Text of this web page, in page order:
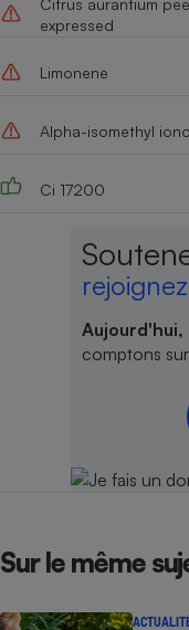
Citrus aurantium
expressed
Limonene
Alpha-isomethyl
Ci 17200
Aujourd'hui,
comptons
Sur le même